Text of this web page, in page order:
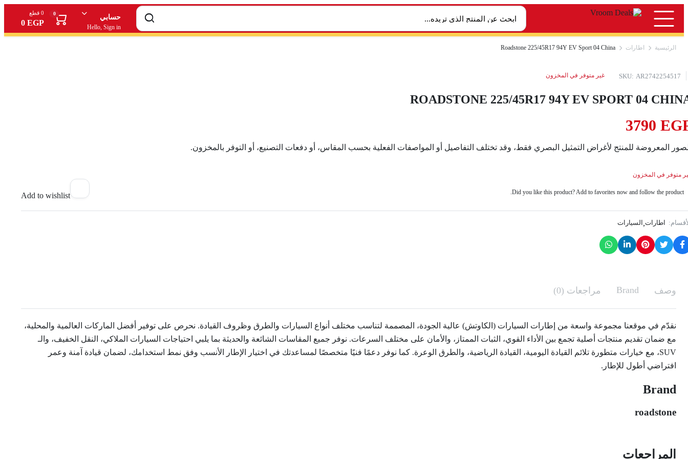
حسابي
Hello, Sign in
0 0 قطع
0 EGP
الرئيسية اطارات Roadstone 225/45R17 94Y EV Sport 04 China
SKU: AR2742254517 غير متوفر في المخزون
ROADSTONE 225/45R17 94Y EV SPORT 04
3790
المعروضة للمنتج لأغراض التمثيل البصري فقط، وقد تختلف التفاصيل أو المواصفات الفعلية بحسب المقاس، أو دفعات التصنيع، أو التوفر بالمخزون.
متوفر في المخزون
Did you like this product? Add to favorites now and follow the product.
Add to wishlist
اطارات, السيارات
وصف Brand مراجعات (0)
نقدّم في موقعنا مجموعة واسعة من إطارات السيارات (الكاوتش) عالية الجودة، المصممة لتناسب مختلف أنواع السيارات والطرق وظروف القيادة. نحرص على توفير أفضل الماركات العالمية والمحلية،
مع ضمان تقديم منتجات أصلية تجمع بين الأداء القوي، الثبات الممتاز، والأمان على مختلف السرعات. نوفر جميع المقاسات الشائعة والحديثة بما يلبي احتياجات السيارات الملاكي، النقل الخفيف، والـ
SUV، مع خيارات متطورة تلائم القيادة اليومية، القيادة الرياضية، والطرق الوعرة. كما نوفر دعمًا فنيًا متخصصًا لمساعدتك في اختيار الإطار الأنسب وفق نمط استخدامك، لضمان قيادة آمنة وعمر
افتراضي أطول للإطار.
Brand
roadstone
المراجعات